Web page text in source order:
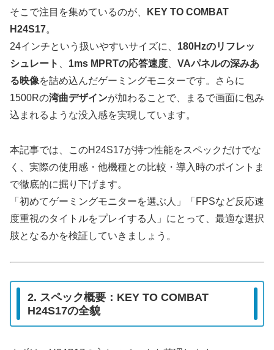
そこで注目を集めているのが、
KEY TO COMBAT
H24S17。
24インチという扱いやすいサイズに、 180Hzのリフレッ
シュレート
1ms MPRTの応答速度
VAパネルの深みあ
る映像を詰め込んだゲーミングモニターです。さらに
1500Rの湾曲デザインが加わることで、まるで画面に包み
込まれるような没入感を実現しています。
本記事では、このH24S17が持つ性能をスペックだけでな
く、実際の使用感・他機種との比較・導入時のポイントま
で徹底的に掘り下げます。
「初めてゲーミングモニターを選ぶ人」「FPSなど反応速
度重視のタイトルをプレイする人」にとって、最適な選択
肢となるかを検証していきましょう。
2. スペック概要：KEY TO COMBAT
H24S17の全貌